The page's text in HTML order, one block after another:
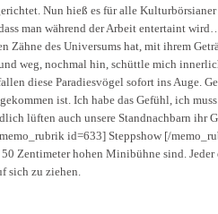
Nun hieß es für alle
man während der Arbeit entertaint
Zähne des Universums hat, mit ihrem
weg, nochmal hin, schüttle mich
diese Paradiesvögel sofort ins Auge.
ist. Ich habe das Gefühl, ich
lüften auch unsere Standnachbarn ihr
id=633] Steppshow [/
Zentimeter hohen Minibühne sind.
sich zu ziehen.